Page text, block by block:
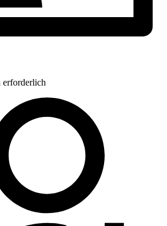
erforderlich